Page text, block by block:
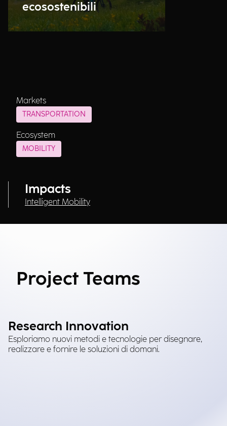
ecosostenibili
Markets
TRANSPORTATION
Ecosystem
MOBILITY
Impacts
Intelligent Mobility
Project Teams
Research Innovation
Esploriamo nuovi metodi e tecnologie per disegnare,
realizzare e fornire le soluzioni di domani.